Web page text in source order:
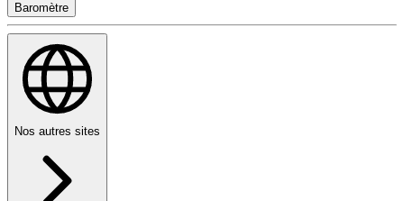
Baromètre
Nos autres sites